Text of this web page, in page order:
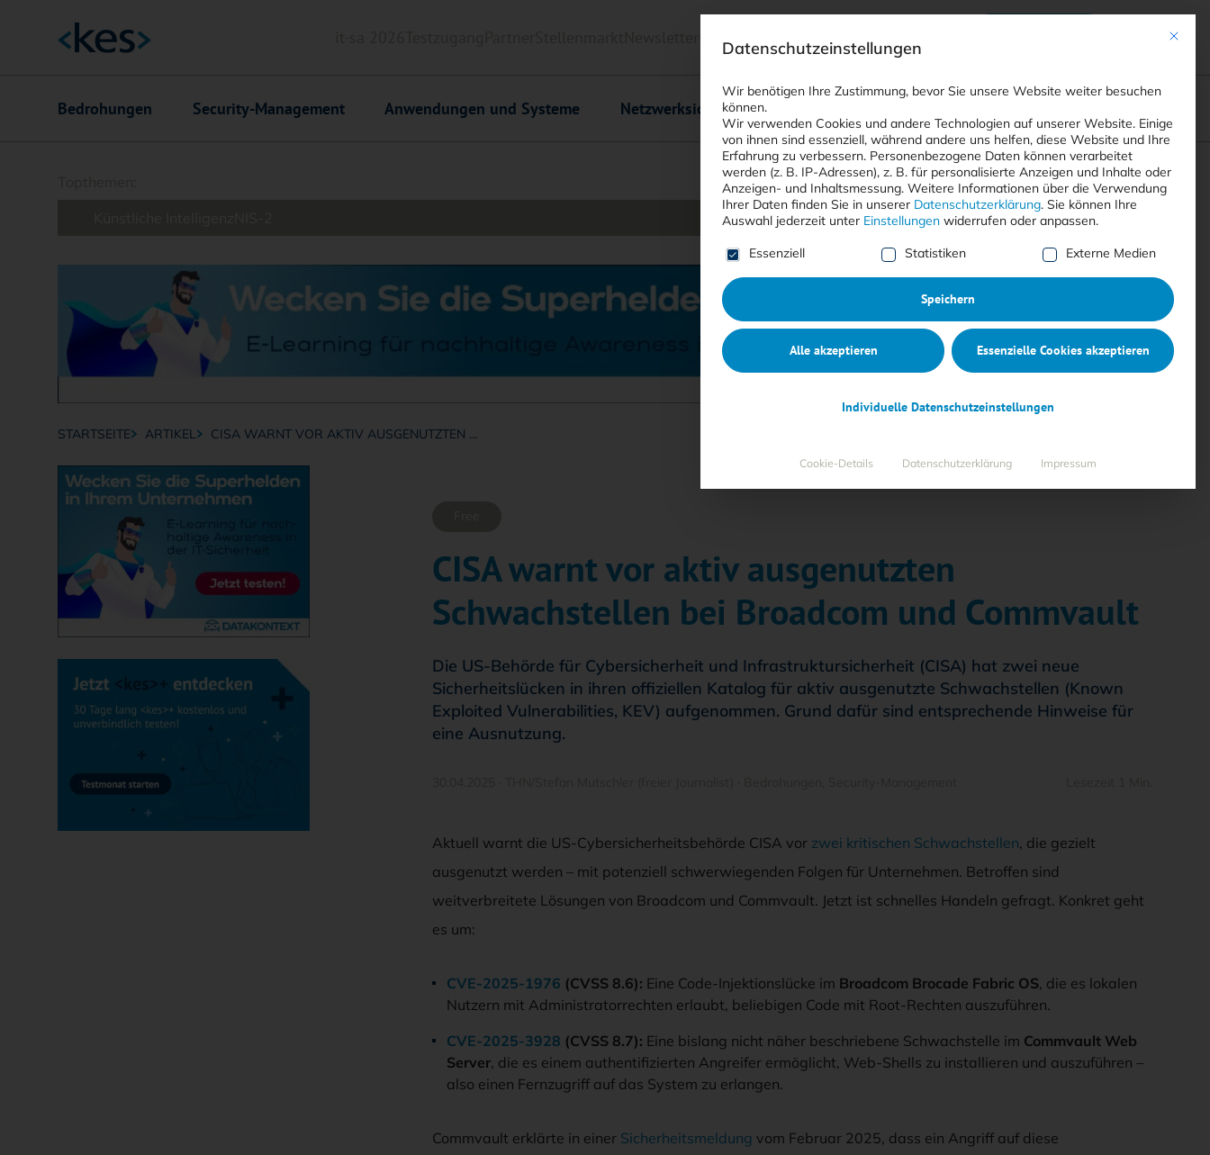
Suchen
<kes>+ Downloads
Hauptnavigation
Bedrohungen Security-Management Anwendungen und Systeme Netzwerksicherheit
Breadcrumb-Navigation
STARTSEITE ARTIKEL CISA WARNT VOR AKTIV AUSGENUTZTEN …
CISA warnt vor aktiv ausgenutzten
Schwachstellen bei Broadcom und Commvault
Die US-Behörde für Cybersicherheit und Infrastruktursicherheit (CISA) hat zwei neue
Sicherheitslücken in ihren offiziellen Katalog für aktiv ausgenutzte Schwachstellen (Known
Exploited Vulnerabilities, KEV) aufgenommen. Grund dafür sind entsprechende Hinweise für
eine Ausnutzung.
Aktuell warnt die US-Cybersicherheitsbehörde CISA vor zwei kritischen Schwachstellen, die gezielt
ausgenutzt werden – mit potenziell schwerwiegenden Folgen für Unternehmen. Betroffen sind
weitverbreitete Lösungen von Broadcom und Commvault. Jetzt ist schnelles Handeln gefragt. Konkret geht
es um:
CVE-2025-1976 (CVSS 8.6): Eine Code-Injektionslücke im Broadcom Brocade Fabric OS, die es lokalen
Nutzern mit Administratorrechten erlaubt, beliebigen Code mit Root-Rechten auszuführen.
CVE-2025-3928 (CVSS 8.7): Eine bislang nicht näher beschriebene Schwachstelle im Commvault Web
Server, die es einem authentifizierten Angreifer ermöglicht, Web-Shells zu installieren und auszuführen –
also einen Fernzugriff auf das System zu erlangen.
Commvault erklärte in einer Sicherheitsmeldung vom Februar 2025, dass ein Angriff auf diese
Mit
Datenschutzeinstellungen
Wir benötigen Ihre Zustimmung, bevor Sie unsere Website weiter besuchen
können.
Wir verwenden Cookies und andere Technologien auf unserer Website. Einige
von ihnen sind essenziell, während andere uns helfen, diese Website und Ihre
Erfahrung zu verbessern. Personenbezogene Daten können verarbeitet
werden (z. B. IP-Adressen), z. B. für personalisierte Anzeigen und Inhalte oder
Anzeigen- und Inhaltsmessung. Weitere Informationen über die Verwendung
Ihrer Daten finden Sie in unserer Datenschutzerklärung. Sie können Ihre
Auswahl jederzeit unter Einstellungen widerrufen oder anpassen.
Es folgt eine Liste der Service-Gruppen, für die eine Einwilligung
Essenziell Statistiken Externe Medien
Speichern
Alle akzeptieren Essenzielle Cookies akzeptieren
Individuelle Datenschutzeinstellungen
Cookie-Details Datenschutzerklärung Impressum